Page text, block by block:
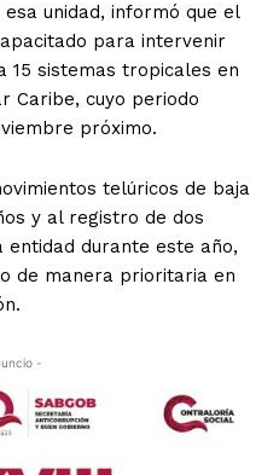
unidad, informó que el
para intervenir
15 sistemas tropicales en
Caribe, cuyo periodo
próximo.
telúricos de baja
y al registro de dos
durante este año,
de manera prioritaria en
-